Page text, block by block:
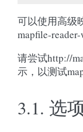
可以使用高级
mapfile-
请尝试http://
示，以测试
3.1. 选